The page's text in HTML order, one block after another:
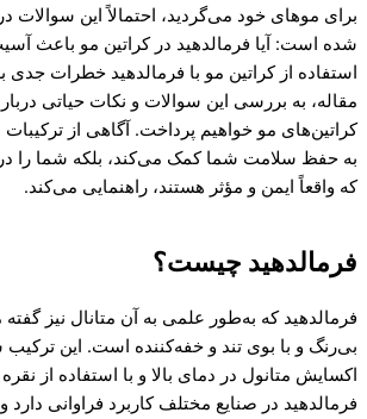
برای موهای خود می‌گردید، احتمالاً این سوالات
شده است: آیا فرمالدهید در کراتین مو باعث
استفاده از کراتین مو با فرمالدهید خطرات جدی
مقاله، به بررسی این سوالات و نکات حیاتی
کراتین‌های مو خواهیم پرداخت. آگاهی از ترکیبات
به حفظ سلامت شما کمک می‌کند، بلکه شما را در
که واقعاً ایمن و مؤثر هستند، راهنمایی می‌کند.
فرمالدهید چیست؟
فرمالدهید که به‌طور علمی به آن متانال نیز
بی‌رنگ و با بوی تند و خفه‌کننده است. این ترکیب
اکسایش متانول در دمای بالا و با استفاده از
فرمالدهید در صنایع مختلف کاربرد فراوانی دارد